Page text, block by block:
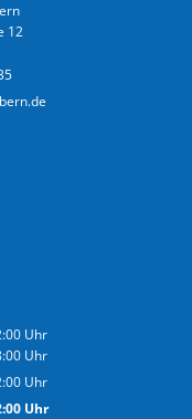
12
Uhr
08:30 bis 12:00 Uhr
Uhr
14:00 bis 18:00 Uhr
Uhr
08:30 bis 12:00 Uhr
Uhr